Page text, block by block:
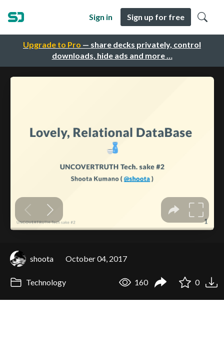
Upgrade to Pro — share decks privately, control
downloads, hide ads and more …
Sign in Sign up for free
shoota October 04, 2017
Technology 160 0